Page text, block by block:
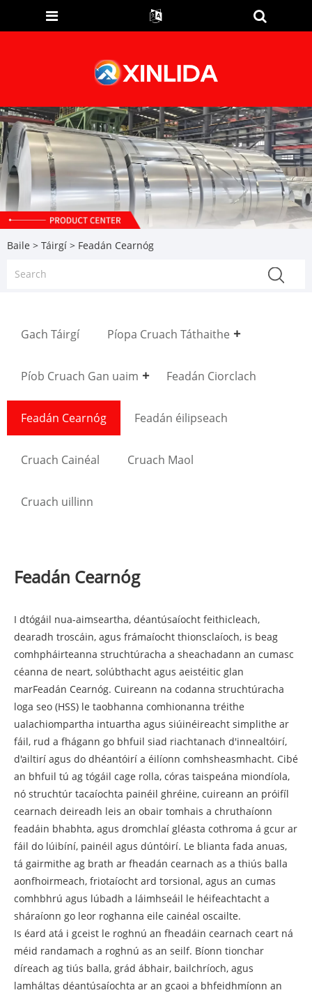
Baile > Táirgí > Feadán Cearnóg
Gach Táirgí Píopa Cruach Táthaithe
Píob Cruach Gan uaim Feadán Ciorclach
Feadán Cearnóg Feadán éilipseach
Cruach Cainéal Cruach Maol
Cruach uillinn
Feadán Cearnóg
I dtógáil nua-aimseartha, déantúsaíocht feithicleach,
dearadh troscáin, agus frámaíocht thionsclaíoch, is beag
comhpháirteanna struchtúracha a sheachadann an cumasc
céanna de neart, solúbthacht agus aeistéitic glan
marFeadán Cearnóg. Cuireann na codanna struchtúracha
loga seo (HSS) le taobhanna comhionanna tréithe
ualachiompartha intuartha agus siúinéireacht simplithe ar
fáil, rud a fhágann go bhfuil siad riachtanach d'innealtóirí,
d'ailtirí agus do dhéantóirí a éilíonn comhsheasmhacht. Cibé
an bhfuil tú ag tógáil cage rolla, córas taispeána miondíola,
nó struchtúr tacaíochta painéil ghréine, cuireann an próifíl
cearnach deireadh leis an obair tomhais a chruthaíonn
feadáin bhabhta, agus dromchlaí gléasta cothroma á gcur ar
fáil do lúibíní, painéil agus dúntóirí. Le blianta fada anuas,
tá gairmithe ag brath ar fheadán cearnach as a thiús balla
aonfhoirmeach, friotaíocht ard torsional, agus an cumas
comhbhrú agus lúbadh a láimhseáil le héifeachtacht a
sháraíonn go leor roghanna eile cainéal oscailte.
Is éard atá i gceist le roghnú an fheadáin cearnach ceart ná
méid randamach a roghnú as an seilf. Bíonn tionchar
díreach ag tiús balla, grád ábhair, bailchríoch, agus
lamháltas déantúsaíochta ar an gcaoi a bhfeidhmíonn an